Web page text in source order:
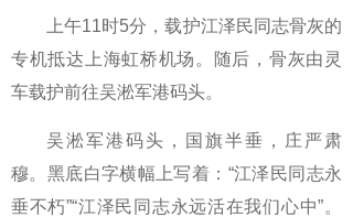
上午11时5分，载护江泽民同志骨灰的
专机抵达上海虹桥机场。随后，骨灰由灵
车载护前往吴淞军港码头。
吴淞军港码头，国旗半垂，庄严肃
穆。黑底白字横幅上写着：“江泽民同志永
垂不朽”“江泽民同志永远活在我们心中”。